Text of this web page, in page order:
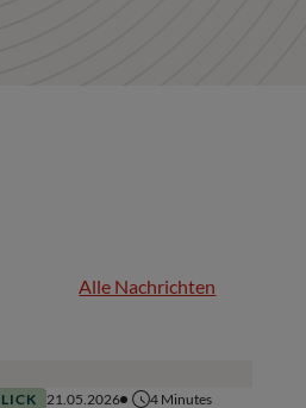
Alle Nachrichten
21.05.2026 4 Minutes